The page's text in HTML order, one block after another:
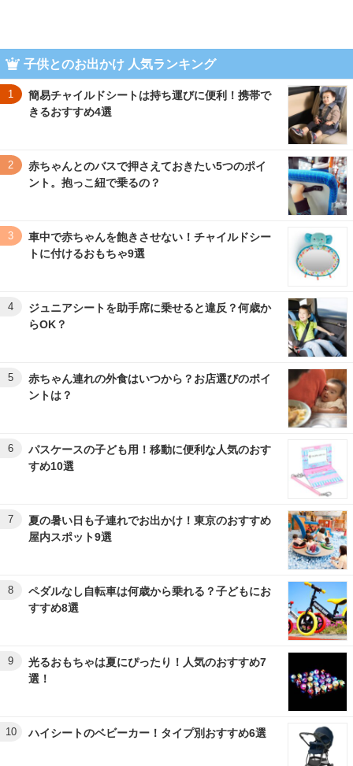
子供とのお出かけ 人気ランキング
1
簡易チャイルドシートは持ち運びに便利！携帯で
きるおすすめ4選
2
赤ちゃんとのバスで押さえておきたい5つのポイ
ント。抱っこ紐で乗るの？
3
車中で赤ちゃんを飽きさせない！チャイルドシー
トに付けるおもちゃ9選
4
ジュニアシートを助手席に乗せると違反？何歳か
らOK？
5
赤ちゃん連れの外食はいつから？お店選びのポイ
ントは？
6
パスケースの子ども用！移動に便利な人気のおす
すめ10選
7
夏の暑い日も子連れでお出かけ！東京のおすすめ
屋内スポット9選
8
ペダルなし自転車は何歳から乗れる？子どもにお
すすめ8選
9
光るおもちゃは夏にぴったり！人気のおすすめ7
選！
10 ハイシートのベビーカー！タイプ別おすすめ6選